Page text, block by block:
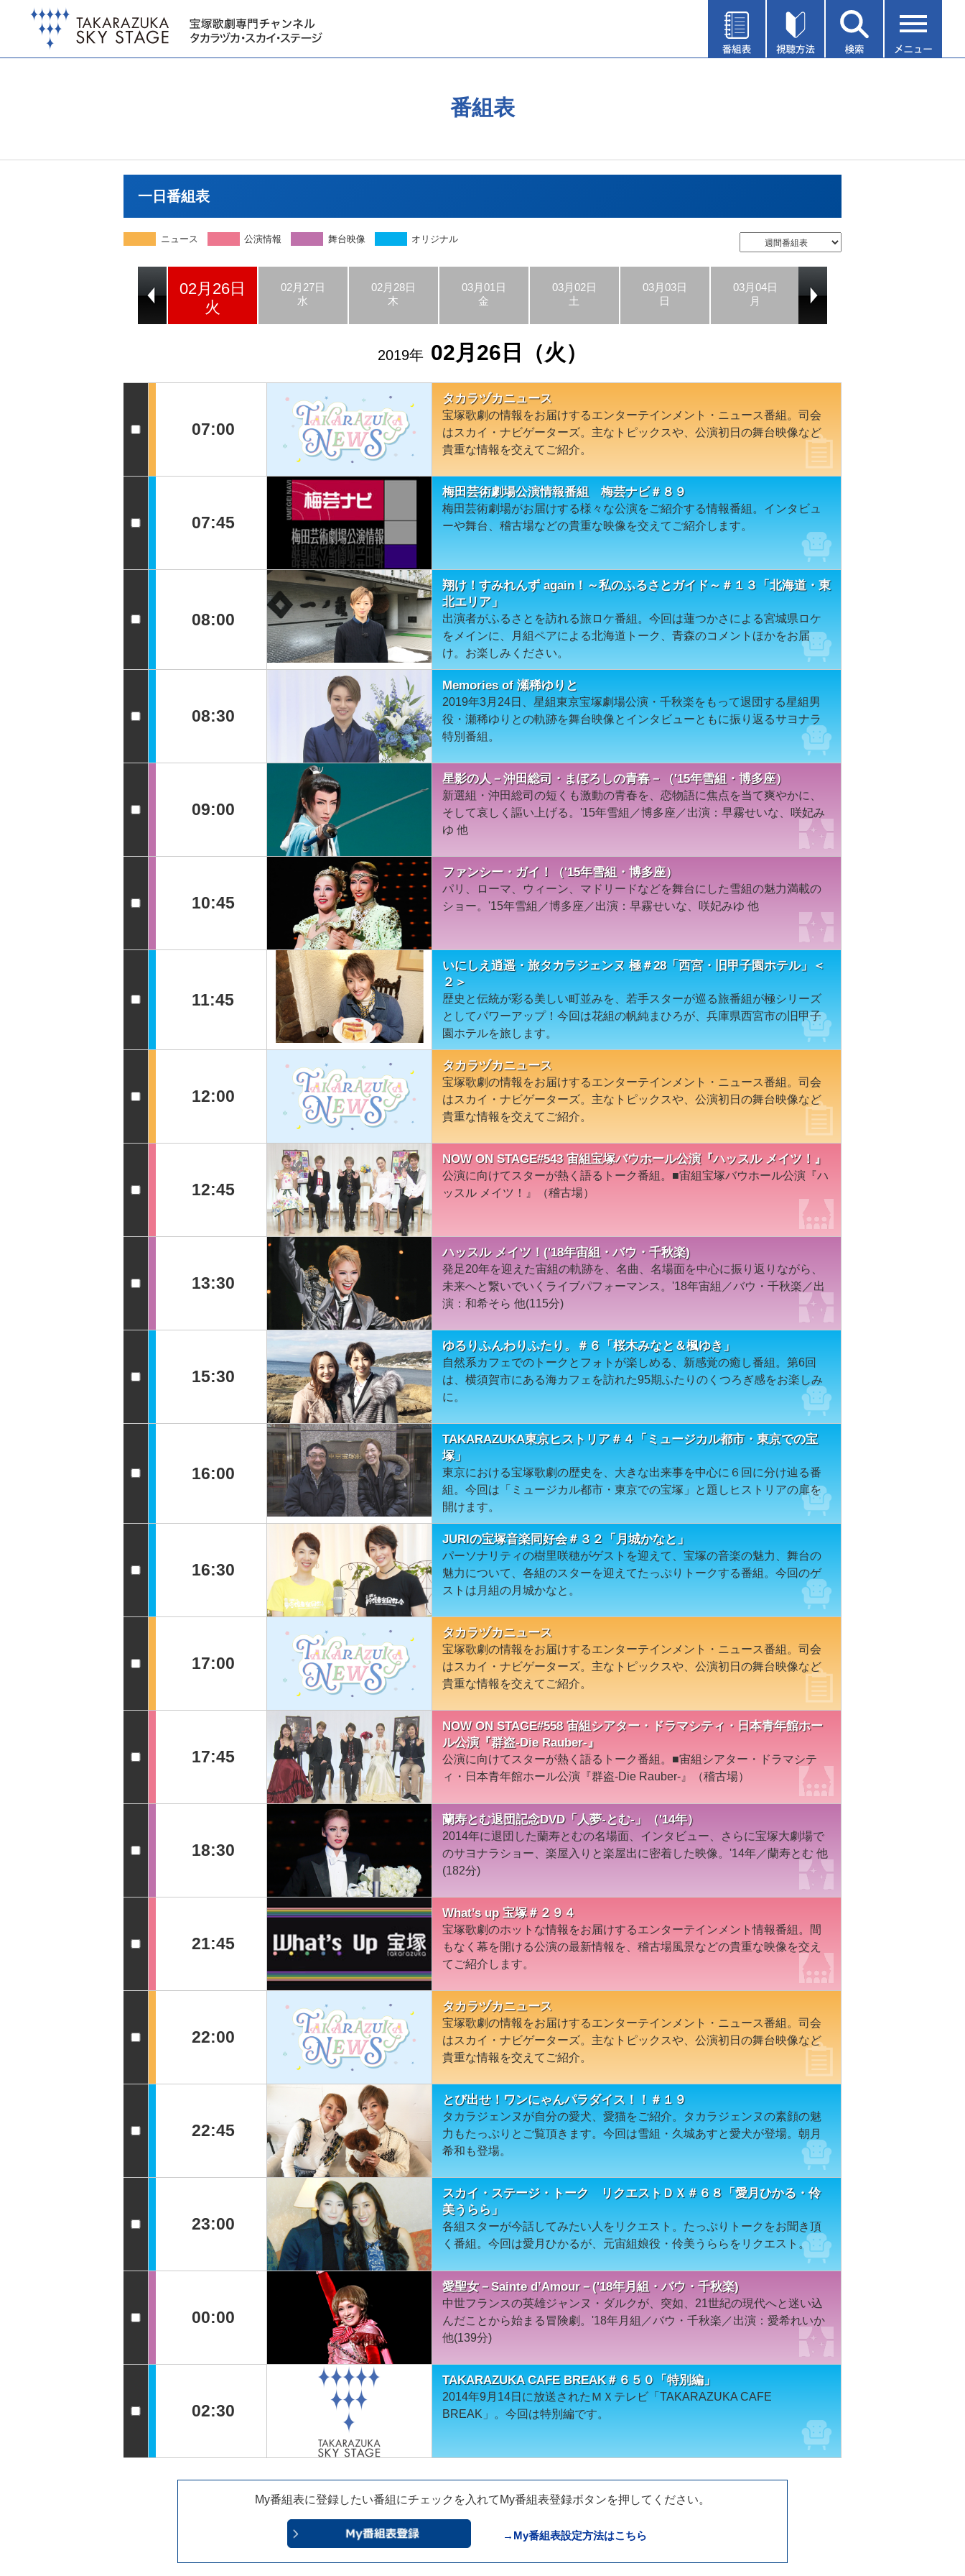
番組表
一日番組表
ニュース 公演情報 舞台映像 オリジナル
02月26日
火
02月27日
水
02月28日
木
03月01日
金
03月02日
土
03月03日
日
03月04日
月
2019年 02月26日（火）
07:00
タカラヅカニュース
宝塚歌劇の情報をお届けするエンターテインメント・ニュース番組。司会
はスカイ・ナビゲーターズ。主なトピックスや、公演初日の舞台映像など
貴重な情報を交えてご紹介。
07:45
梅田芸術劇場公演情報番組 梅芸ナビ＃８９
梅田芸術劇場がお届けする様々な公演をご紹介する情報番組。インタビュ
ーや舞台、稽古場などの貴重な映像を交えてご紹介します。
08:00
翔け！すみれんず again！～私のふるさとガイド～＃１３「北海道・東
北エリア」
出演者がふるさとを訪れる旅ロケ番組。今回は蓮つかさによる宮城県ロケ
をメインに、月組ペアによる北海道トーク、青森のコメントほかをお届
け。お楽しみください。
08:30
Memories of 瀬稀ゆりと
2019年3月24日、星組東京宝塚劇場公演・千秋楽をもって退団する星組男
役・瀬稀ゆりとの軌跡を舞台映像とインタビューともに振り返るサヨナラ
特別番組。
09:00
星影の人－沖田総司・まぼろしの青春－（'15年雪組・博多座）
新選組・沖田総司の短くも激動の青春を、恋物語に焦点を当て爽やかに、
そして哀しく謳い上げる。'15年雪組／博多座／出演：早霧せいな、咲妃み
ゆ 他
10:45
ファンシー・ガイ！（'15年雪組・博多座）
パリ、ローマ、ウィーン、マドリードなどを舞台にした雪組の魅力満載の
ショー。'15年雪組／博多座／出演：早霧せいな、咲妃みゆ 他
11:45
いにしえ逍遥・旅タカラジェンヌ 極＃28「西宮・旧甲子園ホテル」＜
２＞
歴史と伝統が彩る美しい町並みを、若手スターが巡る旅番組が極シリーズ
としてパワーアップ！今回は花組の帆純まひろが、兵庫県西宮市の旧甲子
園ホテルを旅します。
12:00
タカラヅカニュース
宝塚歌劇の情報をお届けするエンターテインメント・ニュース番組。司会
はスカイ・ナビゲーターズ。主なトピックスや、公演初日の舞台映像など
貴重な情報を交えてご紹介。
12:45
NOW ON STAGE#543 宙組宝塚バウホール公演『ハッスル メイツ！』
公演に向けてスターが熱く語るトーク番組。■宙組宝塚バウホール公演『ハ
ッスル メイツ！』（稽古場）
13:30
ハッスル メイツ！('18年宙組・バウ・千秋楽)
発足20年を迎えた宙組の軌跡を、名曲、名場面を中心に振り返りながら、
未来へと繋いでいくライブパフォーマンス。'18年宙組／バウ・千秋楽／出
演：和希そら 他(115分)
15:30
ゆるりふんわりふたり。＃６「桜木みなと＆楓ゆき」
自然系カフェでのトークとフォトが楽しめる、新感覚の癒し番組。第6回
は、横須賀市にある海カフェを訪れた95期ふたりのくつろぎ感をお楽しみ
に。
16:00
TAKARAZUKA東京ヒストリア＃４「ミュージカル都市・東京での宝
塚」
東京における宝塚歌劇の歴史を、大きな出来事を中心に６回に分け辿る番
組。今回は「ミュージカル都市・東京での宝塚」と題しヒストリアの扉を
開けます。
16:30
JURIの宝塚音楽同好会＃３２「月城かなと」
パーソナリティの樹里咲穂がゲストを迎えて、宝塚の音楽の魅力、舞台の
魅力について、各組のスターを迎えてたっぷりトークする番組。今回のゲ
ストは月組の月城かなと。
17:00
タカラヅカニュース
宝塚歌劇の情報をお届けするエンターテインメント・ニュース番組。司会
はスカイ・ナビゲーターズ。主なトピックスや、公演初日の舞台映像など
貴重な情報を交えてご紹介。
17:45
NOW ON STAGE#558 宙組シアター・ドラマシティ・日本青年館ホー
ル公演『群盗-Die Rauber-』
公演に向けてスターが熱く語るトーク番組。■宙組シアター・ドラマシテ
ィ・日本青年館ホール公演『群盗-Die Rauber-』（稽古場）
18:30
蘭寿とむ退団記念DVD「人夢-とむ-」（'14年）
2014年に退団した蘭寿とむの名場面、インタビュー、さらに宝塚大劇場で
のサヨナラショー、楽屋入りと楽屋出に密着した映像。'14年／蘭寿とむ 他
(182分)
21:45
What’s up 宝塚＃２９４
宝塚歌劇のホットな情報をお届けするエンターテインメント情報番組。間
もなく幕を開ける公演の最新情報を、稽古場風景などの貴重な映像を交え
てご紹介します。
22:00
タカラヅカニュース
宝塚歌劇の情報をお届けするエンターテインメント・ニュース番組。司会
はスカイ・ナビゲーターズ。主なトピックスや、公演初日の舞台映像など
貴重な情報を交えてご紹介。
22:45
とび出せ！ワンにゃんパラダイス！！＃１９
タカラジェンヌが自分の愛犬、愛猫をご紹介。タカラジェンヌの素顔の魅
力もたっぷりとご覧頂きます。今回は雪組・久城あすと愛犬が登場。朝月
希和も登場。
23:00
スカイ・ステージ・トーク リクエストＤＸ＃６８「愛月ひかる・伶
美うらら」
各組スターが今話してみたい人をリクエスト。たっぷりトークをお聞き頂
く番組。今回は愛月ひかるが、元宙組娘役・伶美うららをリクエスト。
00:00
愛聖女－Sainte d’Amour－('18年月組・バウ・千秋楽)
中世フランスの英雄ジャンヌ・ダルクが、突如、21世紀の現代へと迷い込
んだことから始まる冒険劇。'18年月組／バウ・千秋楽／出演：愛希れいか
他(139分)
02:30
TAKARAZUKA CAFE BREAK＃６５０「特別編」
2014年9月14日に放送されたＭＸテレビ「TAKARAZUKA CAFE
BREAK」。今回は特別編です。
My番組表に登録したい番組にチェックを入れてMy番組表登録ボタンを押してください。
→My番組表設定方法はこちら